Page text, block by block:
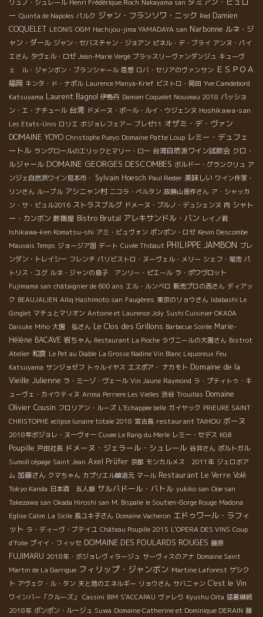
リュノ・シュレール Henri Frédérique Roch Nakayama san
ー Quinta de Napoles パルク ジャン・フランソワ・ニック Red Damien
COQUELET LEONIS OGM Hachijou-jima YAMADAYA san Narbonne ルネ・ジ
ャン・ダール ジャン・セバスチャン・ジョアン ピネル・デ・ブライ アンヌ・パイ
エさん タヴェル・ロゼ Jean-Marie Vergé ブラッスリーヴァンダンジュ キューヴ
ェ ル・ジャンボン・ブランシャール 思想 ロバ・セリアのヴァンサン ＥＳＰＯＡ
福岡 キンタ・ド・ナポル Laurence Manya-Krief ビストロ・岡田 Yve Camdebord
Katsuyama Laurent Bagnol 伊勢丹 Damien Coquelet Nouveau 2018 パッショ
ン・エ・ナチュール 台湾 ドメーヌ・ポール・ルイ・ウジェンヌ Hoshikawa-san
Les Etats-Unis ロリエ ボジョレフェアー ブレゼ11 オザミ・デ・ヴァン
DOMAINE YOYO Christophe Pueyo Domaine Patte Loup レミー・デュフェ
ートル ラングロールのエリックとマリー・ロー 台湾自然派ワイン試飲会 クロ・
ルジャール DOMAINE GEORGES DESCOMBES ボルドー・グランクリュ ア
ンジェ自然派ワイン見本市・ Sylvain Hoesch Paul Reder 美味しい ワイン作家・
リンさん ルーブル アシニャン村 ニコラ・ベルタン 故勝山晋作さん ア・シャッカ
ン・サ・ビュル2016 ストラスブルグ ドメーヌ・ブルノ・デュシェンヌ 肉 シャト
ー・カンボン 酢飯屋 Bistro Brutal アレキサンドル・バン レイノ君
Ishikawa-ken Komatsu-shi アミ・ビュヴォン ポンポン・ロゼ Kevin Descombe
Mauvais Temps ジョージア国 デート Cuvée Thibaut PHILIPPE JAMBON ブレ
ンダン・トレイシー フレンチ パリビストロ・ヌーヴェル・メリー シェフ・菊池 パ
トリス・ユグ ルネ・ジャンの息子 アンリー・ピエール ラ・ポワヴロット
Fujimama san châtaignier de 600 ans エル・ルンベロ 販売プロの西さん ディアッ
ク BEAUJALIEN Alliq Hashimoto san Faugères 東京のリョウさん Iidabashi Le
Ginglet マチュとマリオン Antoine et Laurence Joly Sushi Cuisinier OKADA
Daisuke Miho 大園 弘さん Le Clos des Grillons Barbecue Soirée Marie-
Hélène BACAVE 岩ちゃん Restaurant La Pioche ラヴニールの大園さん Bistrot
Atelier 和食 Le Pet au Diable La Grosse Nadine Vin Blanc Liquoreux Feu
Katsuyama サンジョゼフ トゥルイヤス エスポア・ ナカモト Domaine de la
Vieille Julienne ラ・ミーゾ・ヴェール Vin Jaune Raymond ラ・プティトゥ・キ
ューヴェ・カイウティヌ Arima Perriere Les Vielles 渋谷 Trouillas Domaine
Olivier Cousin フロリアン・ルーズ L'Echappee belle ガイヤック PRIEURE SAINT
CHRISTOPHE eclipse lunaire totale 2018 宮古島 restaurant TAIHOU ボーヌ
2018年ボジョレ・ヌーヴォー Cuvee Le Rang du Merle レミー・セデス KGB
Poupille 戸田社長 ドメーヌ・ジェラール・シュレール 谷井さん ポルトガル
Sumoll cépage Saint Jean Axel Prüfer 京都 モンカルメス 2011年 ジェロボア
ム 加藤さん クマちゃん カプリエル醸造元 マール Restaurant Le Verre Volé
Tokyo Kanda 日本酒 五人娘 サルバドール・バトル yukiko san Ooe san
Takezawa san Okada Hiroshi san M. Bispalie le Soutien-Gorge Rouge Madona
Eglise Calim La Sicile 長ユキ子さん Domaine Vacheron エドゥワール・ラフィ
ット ラ・ディーヴ・ブテイユ Château Poupille 2015 L'OPERA DES VINS Coup
d'folie プイイ・フィッセ DOMAINE DES FOULARDS ROUGES 藤原
FUJIMARU 2018年・ボジョレヴィラージュ サーヴィスのアナ Domaine Saint
Martin de La Garrigue フィリップ・ジャンボン Martine Laforest ゲシク
ト アヴェク・ル・タン 天と地のエネルギー リョウさん サバニャン C'est le Vin
ワインバー「クルーズ」 Cassini BIM S'ACCAPAU ヴァレり Kyushu Oita 猛暑継続
2018年 ポンポン・ルージュ Suwa Domaine Catherine et Dominique DERAIN 藤